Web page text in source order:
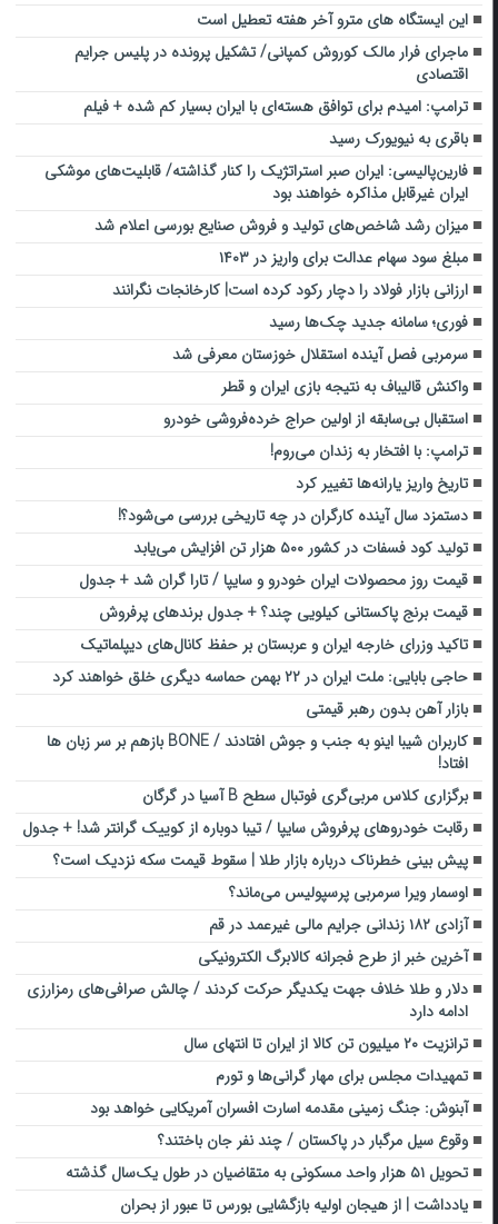
این ایستگاه های مترو آخر هفته تعطیل است
ماجرای فرار مالک کوروش کمپانی/ تشکیل پرونده در پلیس جرایم
اقتصادی
ترامپ: امیدم برای توافق هسته‌ای با ایران بسیار کم شده + فیلم
باقری به نیویورک رسید
فارین‌پالیسی: ایران صبر استراتژیک را کنار گذاشته/ قابلیت‌های موشکی
ایران غیرقابل مذاکره خواهند بود
میزان رشد شاخص‌های تولید و فروش صنایع بورسی اعلام شد
مبلغ سود سهام عدالت برای واریز در ۱۴۰۳
ارزانی بازار فولاد را دچار رکود کرده است| کارخانجات نگرانند
فوری؛ سامانه جدید چک‌ها رسید
سرمربی فصل آینده استقلال خوزستان معرفی شد
واکنش قالیباف به نتیجه بازی ایران و قطر
استقبال بی‌سابقه از اولین حراج خرده‌فروشی خودرو
ترامپ: با افتخار به زندان می‌روم!
تاریخ واریز یارانه‌ها تغییر کرد
دستمزد سال آینده کارگران در چه تاریخی بررسی می‌شود؟!
تولید کود فسفات در کشور ۵۰۰ هزار تن افزایش می‌یابد
قیمت روز محصولات ایران خودرو و سایپا / تارا گران شد + جدول
قیمت برنج پاکستانی کیلویی چند؟ + جدول برندهای پرفروش
تاکید وزرای خارجه ایران و عربستان بر حفظ کانال‌های دیپلماتیک
حاجی بابایی: ملت ایران در ۲۲ بهمن حماسه دیگری خلق خواهند کرد
بازار آهن بدون رهبر قیمتی
کاربران شیبا اینو به جنب و جوش افتادند / BONE بازهم بر سر زبان ها
افتاد!
برگزاری کلاس مربی‌گری فوتبال سطح B آسیا در گرگان
رقابت خودروهای پرفروش سایپا / تیبا دوباره از کوییک گرانتر شد! + جدول
پیش بینی خطرناک درباره بازار طلا | سقوط قیمت سکه نزدیک است؟
اوسمار ویرا سرمربی پرسپولیس می‌ماند؟
آزادی ۱۸۲ زندانی جرایم مالی غیرعمد در قم
آخرین خبر از طرح فجرانه کالابرگ الکترونیکی
دلار و طلا خلاف جهت یکدیگر حرکت کردند / چالش صرافی‌های رمزارزی
ادامه دارد
ترانزیت ۲۰ میلیون تن کالا از ایران تا انتهای سال
تمهیدات مجلس برای مهار گرانی‌ها و تورم
آبنوش: جنگ زمینی مقدمه اسارت افسران آمریکایی خواهد بود
وقوع سیل مرگبار در پاکستان / چند نفر جان باختند؟
تحویل ۵۱ هزار واحد مسکونی به متقاضیان در طول یک‌سال گذشته
یادداشت | از هیجان اولیه بازگشایی بورس تا عبور از بحران